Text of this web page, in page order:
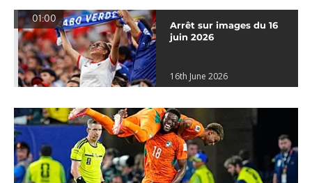
01:00
Arrêt sur images du 16
juin 2026
16th June 2026